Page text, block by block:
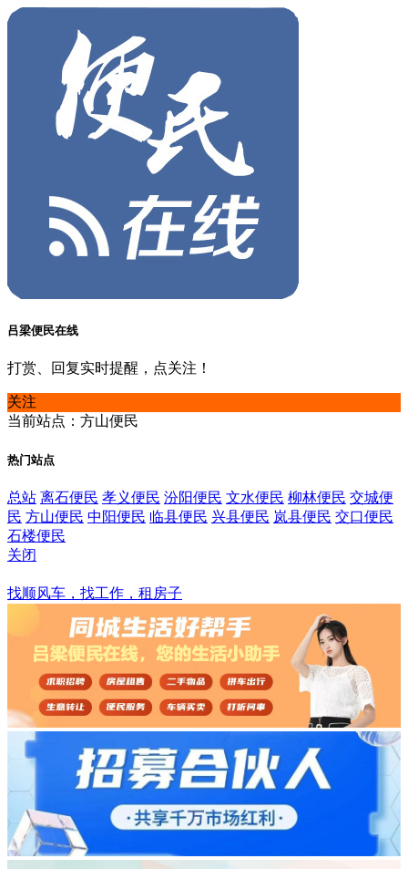
吕梁便民在线
打赏、回复实时提醒，点关注！
关注
当前站点：方山便民
热门站点
总站 离石便民 孝义便民 汾阳便民 文水便民 柳林便民 交城便
民 方山便民 中阳便民 临县便民 兴县便民 岚县便民 交口便民
石楼便民
关闭
找顺风车，找工作，租房子